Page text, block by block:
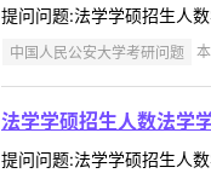
提问问题:法学学硕招生人
中国人民公安大学考研问题
法学学硕招生人数法学
提问问题:法学学硕招生人